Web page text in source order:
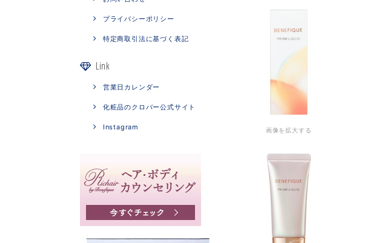
プライバシーポリシー
特定商取引法に基づく表記
Link
営業日カレンダー
化粧品のクロバー公式サイト
Instagram 画像を拡大する